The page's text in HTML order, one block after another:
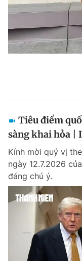
Tiêu điểm
sàng khai hỏa |
Kính mời quý vị
ngày 12.7.2026
đáng chú ý.